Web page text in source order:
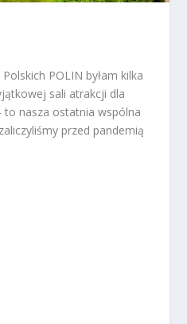
POLIN byłam kilka
sali atrakcji dla
to nasza ostatnia wspólna
przed pandemią